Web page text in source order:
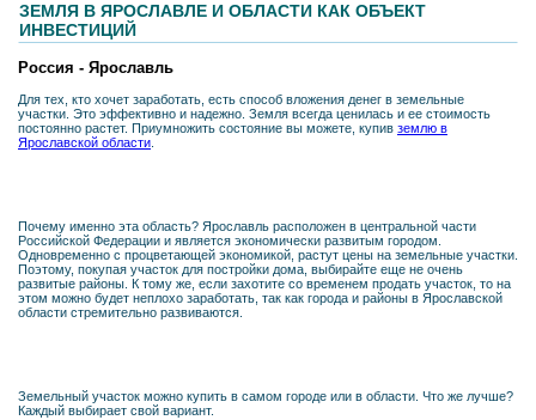
ЗЕМЛЯ В ЯРОСЛАВЛЕ И ОБЛАСТИ КАК ОБЪЕКТ
ИНВЕСТИЦИЙ
Россия - Ярослaвль
Для тех, кто хочет заработать, есть способ вложения денег в земельные
участки. Это эффективно и надежно. Земля всегда ценилась и ее стоимость
постоянно растет. Приумножить состояние вы можете, купив землю в
Ярославской области
Почему именно эта область? Ярославль расположен в центральной части
Российской Федерации и является экономически развитым городом.
Одновременно с процветающей экономикой, растут цены на земельные участки.
Поэтому, покупая участок для постройки дома, выбирайте еще не очень
развитые районы. К тому же, если захотите со временем продать участок, то на
этом можно будет неплохо заработать, так как города и районы в Ярославской
области стремительно развиваются.
Земельный участок можно купить в самом городе или в области. Что же лучше?
Каждый выбирает свой вариант.